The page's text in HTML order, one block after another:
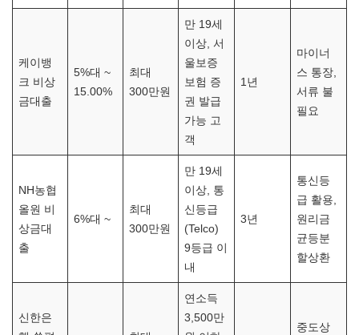
케이뱅
크 비상
금대출
5%대 ~
15.00%
최대
300만원
만 19세
이상, 서
울보증
보험 증
권 발급
가능 고
객
1년
마이너
스 통장,
서류 불
필요
NH농협
올원 비
상금대
출
6%대 ~
최대
300만원
만 19세
이상, 통
신등급
(Telco)
9등급 이
내
3년
통신등
급 활용,
원리금
균등분
할상환
신한은
연소득
3,500만
중도상